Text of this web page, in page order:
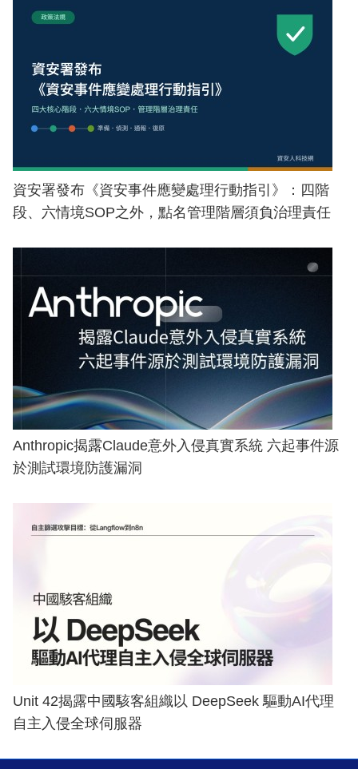
資安署發布《資安事件應變處理行動指引》：四階
段、六情境SOP之外，點名管理階層須負治理責任
Anthropic揭露Claude意外入侵真實系統 六起事件源
於測試環境防護漏洞
Unit 42揭露中國駭客組織以 DeepSeek 驅動AI代理
自主入侵全球伺服器